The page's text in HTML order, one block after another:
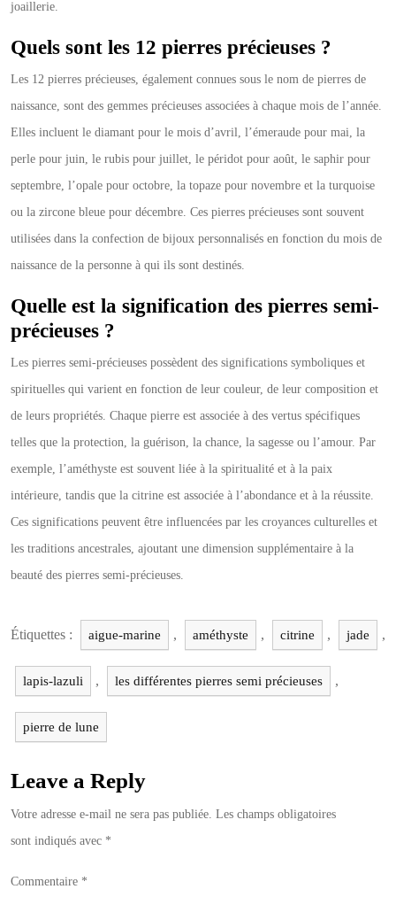
joaillerie.
Quels sont les 12 pierres précieuses ?
Les 12 pierres précieuses, également connues sous le nom de pierres de
naissance, sont des gemmes précieuses associées à chaque mois de l’année.
Elles incluent le diamant pour le mois d’avril, l’émeraude pour mai, la
perle pour juin, le rubis pour juillet, le péridot pour août, le saphir pour
septembre, l’opale pour octobre, la topaze pour novembre et la turquoise
ou la zircone bleue pour décembre. Ces pierres précieuses sont souvent
utilisées dans la confection de bijoux personnalisés en fonction du mois de
naissance de la personne à qui ils sont destinés.
Quelle est la signification des pierres semi-
précieuses ?
Les pierres semi-précieuses possèdent des significations symboliques et
spirituelles qui varient en fonction de leur couleur, de leur composition et
de leurs propriétés. Chaque pierre est associée à des vertus spécifiques
telles que la protection, la guérison, la chance, la sagesse ou l’amour. Par
exemple, l’améthyste est souvent liée à la spiritualité et à la paix
intérieure, tandis que la citrine est associée à l’abondance et à la réussite.
Ces significations peuvent être influencées par les croyances culturelles et
les traditions ancestrales, ajoutant une dimension supplémentaire à la
beauté des pierres semi-précieuses.
Étiquettes : aigue-marine , améthyste , citrine , jade ,
lapis-lazuli , les différentes pierres semi précieuses ,
pierre de lune
Leave a Reply
Votre adresse e-mail ne sera pas publiée. Les champs obligatoires
sont indiqués avec *
Commentaire *